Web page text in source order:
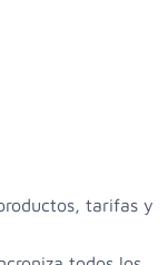
tarifas y